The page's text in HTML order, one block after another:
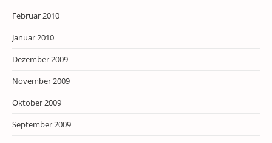
Februar 2010
Januar 2010
Dezember 2009
November 2009
Oktober 2009
September 2009